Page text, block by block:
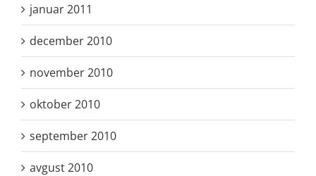
januar 2011
december 2010
november 2010
oktober 2010
september 2010
avgust 2010